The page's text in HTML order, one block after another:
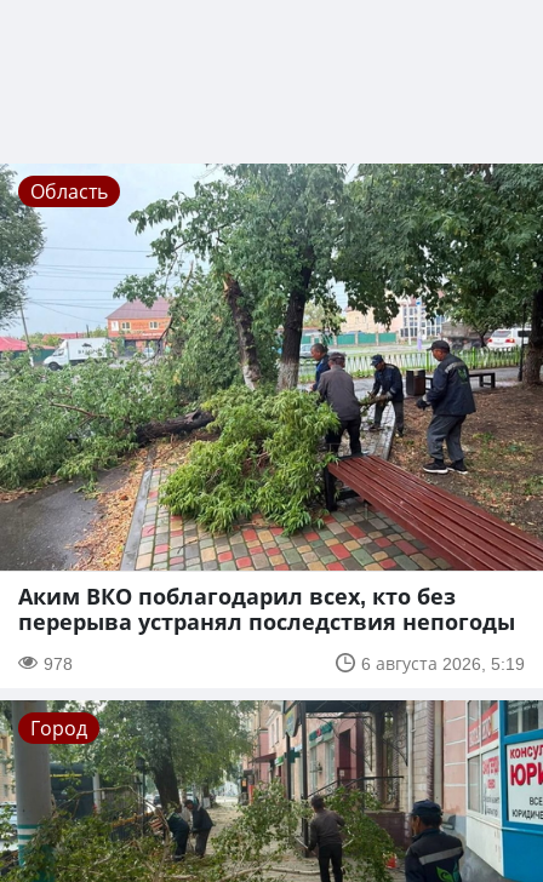
Область
Аким ВКО поблагодарил всех, кто без
перерыва устранял последствия непогоды
978 6 августа 2026, 5:19
Город